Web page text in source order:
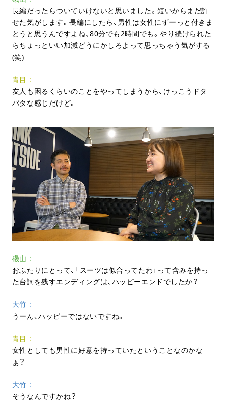
長編だったらついていけないと思いました。短いからまだ許
せた気がします。長編にしたら、男性は女性にずーっと付きま
とうと思うんですよね、80分でも2時間でも。やり続けられた
らちょっといい加減どうにかしろよって思っちゃう気がする
(笑)
青目
友人も困るくらいのことをやってしまうから、けっこうドタ
バタな感じだけど。
磯山
おふたりにとって、「スーツは似合ってたわ」って含みを持っ
た台詞を残すエンディングは、ハッピーエンドでしたか？
大竹
うーん、ハッピーではないですね。
青目
女性としても男性に好意を持っていたということなのかな
ぁ？
大竹
そうなんですかね？